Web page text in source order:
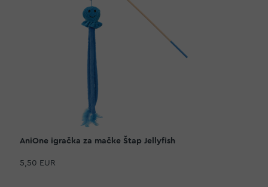
AniOne igračka za mačke Štap Jellyfish
5,50 EUR